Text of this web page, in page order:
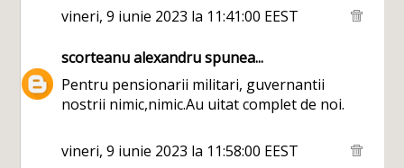
vineri, 9 iunie 2023 la 11:41:00 EEST
scorteanu alexandruspunea...
Pentru pensionarii militari, guvernantii
nostrii nimic,nimic.Au uitat complet de noi.
vineri, 9 iunie 2023 la 11:58:00 EEST